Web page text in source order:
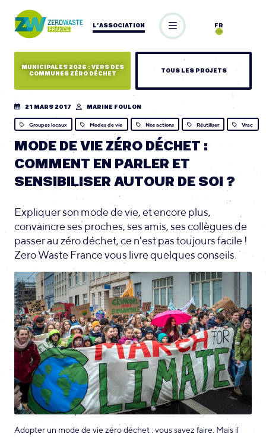
L’ASSOCIATION FR
MUNICIPALES 2026 : VERS DES
COMMUNES ZÉRO DÉCHET
TOUS LES PROJETS
21 MARS 2017 MARINE FOULON
Groupes locaux Modes de vie Nos actions Réutiliser Vrac
MODE DE VIE ZÉRO DÉCHET :
COMMENT EN PARLER ET
SENSIBILISER AUTOUR DE SOI ?
Expliquer son mode de vie, et encore plus,
convaincre ses proches, ses amis, ses collègues de
passer au zéro déchet, ce n'est pas toujours facile !
Zero Waste France vous livre quelques conseils.
Adopter un mode de vie zéro déchet : vous savez faire. Mais il